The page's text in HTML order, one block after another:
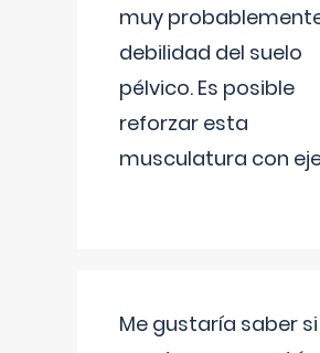
muy
debilidad del suelo
pélvico. Es posible
reforzar esta
musculatura con
Me gustaría saber si